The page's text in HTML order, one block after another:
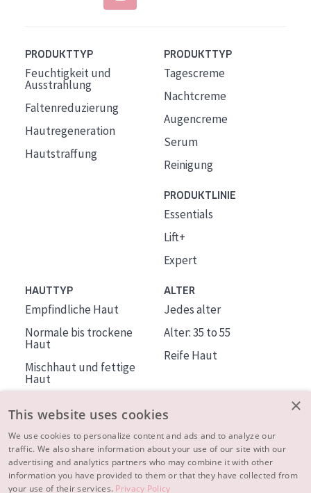
PRODUKTTYP
Feuchtigkeit und
Ausstrahlung
Faltenreduzierung
Hautregeneration
Hautstraffung
PRODUKTTYP
Tagescreme
Nachtcreme
Augencreme
Serum
Reinigung
PRODUKTLINIE
Essentials
Lift+
Expert
HAUTTYP
Empfindliche Haut
Normale bis trockene
Haut
Mischhaut und fettige
Haut
Haut
ALTER
Jedes alter
Alter: 35 to 55
Reife Haut
ÜBER DIADERMINE
Mehr über uns
×
This website uses cookies
We use cookies to personalize content and ads and to analyze our
traffic. We also share information about your use of our site with our
advertising and analytics partners who may combine it with other
information you have provided to them or that they have collected from
your use of their services. Privacy Policy